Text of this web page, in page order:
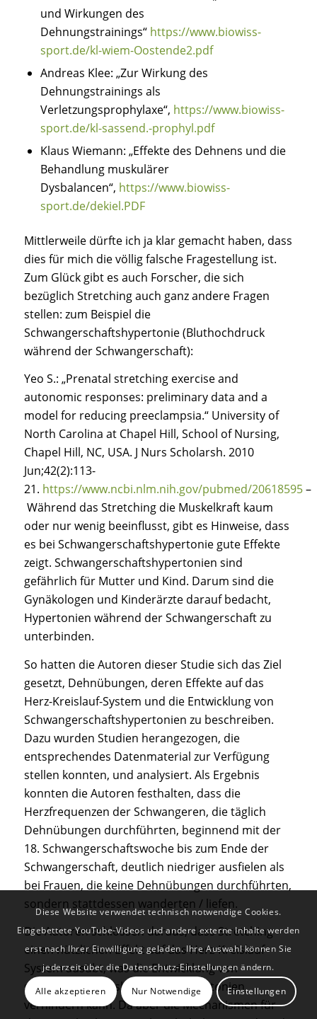
und Wirkungen des
Dehnungstrainings“ https://www.biowiss-
sport.de/kl-wiem-Oostende2.pdf
Andreas Klee: „Zur Wirkung des
Dehnungstrainings als
Verletzungsprophylaxe“, https://www.biowiss-
sport.de/kl-sassend.-prophyl.pdf
Klaus Wiemann: „Effekte des Dehnens und die
Behandlung muskulärer
Dysbalancen“, https://www.biowiss-
sport.de/dekiel.PDF
Mittlerweile dürfte ich ja klar gemacht haben, dass
dies für mich die völlig falsche Fragestellung ist.
Zum Glück gibt es auch Forscher, die sich
bezüglich Stretching auch ganz andere Fragen
stellen: zum Beispiel die
Schwangerschaftshypertonie (Bluthochdruck
während der Schwangerschaft):
Yeo S.: „Prenatal stretching exercise and
autonomic responses: preliminary data and a
model for reducing preeclampsia.“ University of
North Carolina at Chapel Hill, School of Nursing,
Chapel Hill, NC, USA. J Nurs Scholarsh. 2010
Jun;42(2):113-
21. https://www.ncbi.nlm.nih.gov/pubmed/20618595–
Während das Stretching die Muskelkraft kaum
oder nur wenig beeinflusst, gibt es Hinweise, dass
es bei Schwangerschaftshypertonie gute Effekte
zeigt. Schwangerschaftshypertonien sind
gefährlich für Mutter und Kind. Darum sind die
Gynäkologen und Kinderärzte darauf bedacht,
Hypertonien während der Schwangerschaft zu
unterbinden.
So hatten die Autoren dieser Studie sich das Ziel
gesetzt, Dehnübungen, deren Effekte auf das
Herz-Kreislauf-System und die Entwicklung von
Schwangerschaftshypertonien zu beschreiben.
Dazu wurden Studien herangezogen, die
entsprechendes Datenmaterial zur Verfügung
stellen konnten, und analysiert. Als Ergebnis
konnten die Autoren festhalten, dass die
Herzfrequenzen der Schwangeren, die täglich
Dehnübungen durchführten, beginnend mit der
18. Schwangerschaftswoche bis zum Ende der
Schwangerschaft, deutlich niedriger ausfielen als
bei Frauen, die keine Dehnübungen durchführten,
sondern stattdessen wanderten / liefen.
Die Autoren schlossen daraus, dass Stretching
einen nützlichen Effekt auf das Herz-Kreislauf-
System ausübt, was die Entwicklung von
schwangerschaftsbedingten Hypertonien
verhindern kann. Da aber die Mechanismen für
Diese Website verwendet technisch notwendige Cookies.
Eingebettete YouTube-Videos und andere externe Inhalte werden
erst nach Ihrer Einwilligung geladen. Ihre Auswahl können Sie
jederzeit über die Datenschutz-Einstellungen ändern.
Alle akzeptieren Nur Notwendige Einstellungen